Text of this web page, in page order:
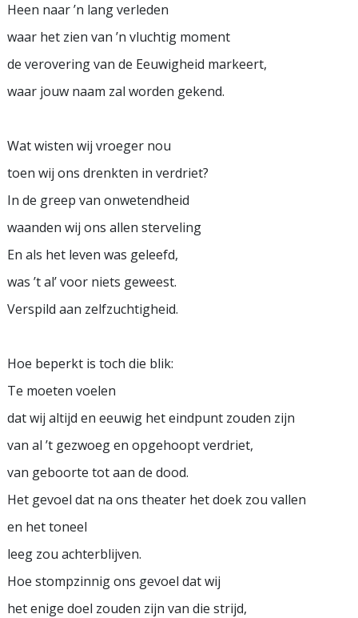
Heen naar ’n lang verleden
waar het zien van ’n vluchtig moment
de verovering van de Eeuwigheid markeert,
waar jouw naam zal worden gekend.
Wat wisten wij vroeger nou
toen wij ons drenkten in verdriet?
In de greep van onwetendheid
waanden wij ons allen sterveling
En als het leven was geleefd,
was ’t al’ voor niets geweest.
Verspild aan zelfzuchtigheid.
Hoe beperkt is toch die blik:
Te moeten voelen
dat wij altijd en eeuwig het eindpunt zouden zijn
van al ’t gezwoeg en opgehoopt verdriet,
van geboorte tot aan de dood.
Het gevoel dat na ons theater het doek zou vallen
en het toneel
leeg zou achterblijven.
Hoe stompzinnig ons gevoel dat wij
het enige doel zouden zijn van die strijd,